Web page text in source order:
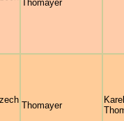
Thomayer
Thomayer
Karel